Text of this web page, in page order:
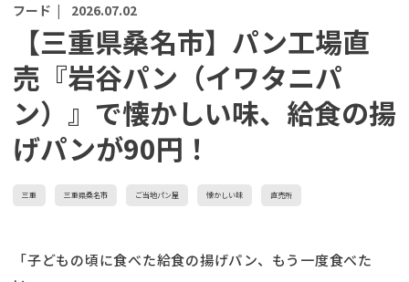
フード | 2026.07.02
【三重県桑名市】パン工場直
売『岩谷パン（イワタニパ
ン）』で懐かしい味、給食の揚
げパンが90円！
三重 三重県桑名市 ご当地パン屋 懐かしい味 直売所
「子どもの頃に食べた給食の揚げパン、もう一度食べた